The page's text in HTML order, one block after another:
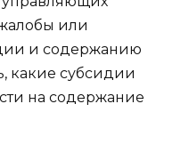
или
и содержанию
какие субсидии
на содержание